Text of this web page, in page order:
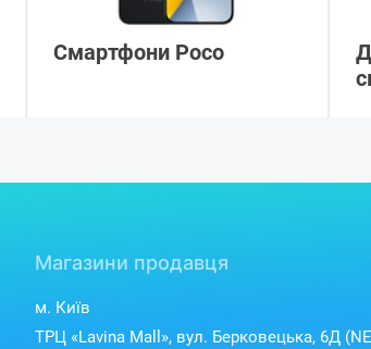
Смартфони Poco
Магазини продавця
м. Київ
ТРЦ «Lavina Mall», вул. Берковецька, 6Д